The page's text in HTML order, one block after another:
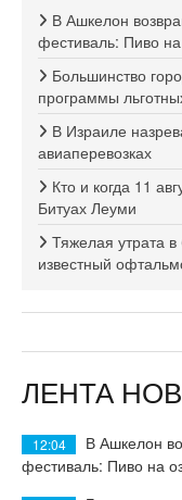
В Ашкелон
фестиваль: Пиво
Большинство
программы
В Израиле
авиаперевозках
Кто и когда 11
Битуах Леуми
Тяжелая утрата
известный
ЛЕНТА
12:04
В Ашкелон
фестиваль: Пиво на